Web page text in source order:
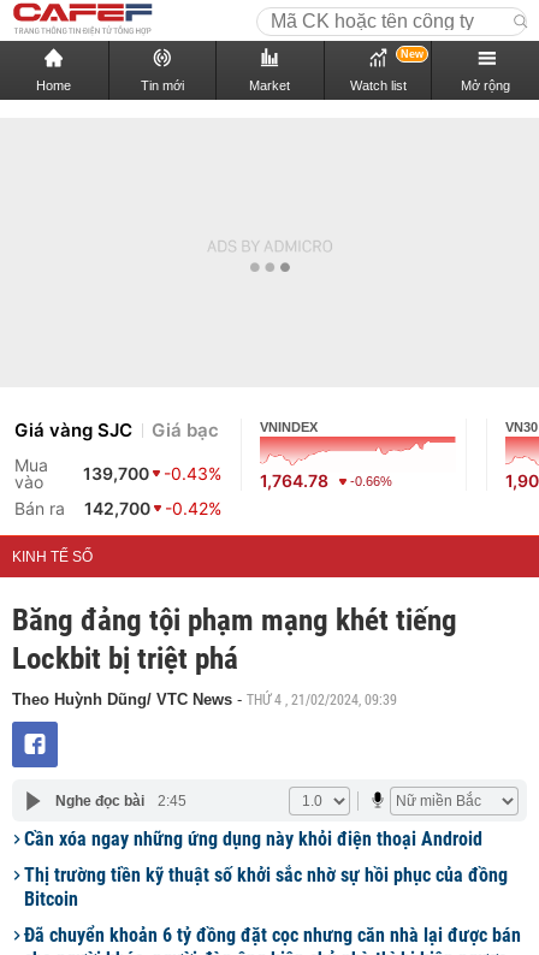
Home Tin mới Market Watch list
New
Mở rộng
Giá vàng SJC Giá bạc
Mua
vào
139,700
-0.43%
Bán ra
142,700 -0.42%
VNINDEX
1,764.78 -0.66%
VN30
KINH TẾ SỐ
Băng đảng tội phạm mạng khét tiếng
Lockbit bị triệt phá
Theo Huỳnh Dũng/ VTC News - THỨ 4 , 21/02/2024, 09:39
Nghe đọc bài 2:45
Cần xóa ngay những ứng dụng này khỏi điện thoại Android
Thị trường tiền kỹ thuật số khởi sắc nhờ sự hồi phục của đồng
Bitcoin
Đã chuyển khoản 6 tỷ đồng đặt cọc nhưng căn nhà lại được bán